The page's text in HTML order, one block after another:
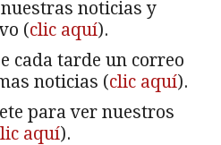
nuestras noticias y
(clic aquí).
cada tarde un correo
noticias (clic aquí).
para ver nuestros
aquí).